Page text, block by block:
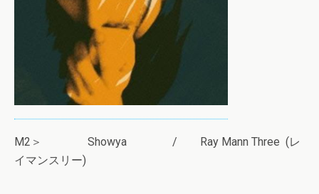
M2＞ Showya / Ray Mann Three (レ
イマンスリー)